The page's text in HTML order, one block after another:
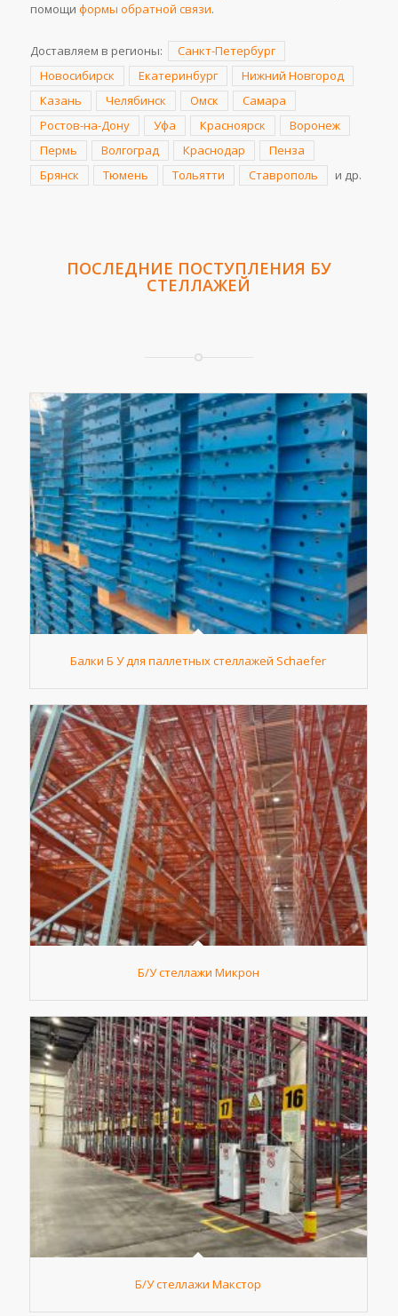
помощи формы обратной связи.
Доставляем в регионы:
Санкт-Петербург
Новосибирск
Екатеринбург
Нижний Новгород
Казань
Челябинск Омск
Самара
Ростов-на-Дону
Уфа Красноярск
Воронеж
Пермь
Волгоград Краснодар
Пенза
Брянск
Тюмень Тольятти Ставрополь и др.
ПОСЛЕДНИЕ ПОСТУПЛЕНИЯ БУ
СТЕЛЛАЖЕЙ
Балки Б У для паллетных стеллажей Schaefer
Б/У стеллажи Микрон
Б/У стеллажи Макстор